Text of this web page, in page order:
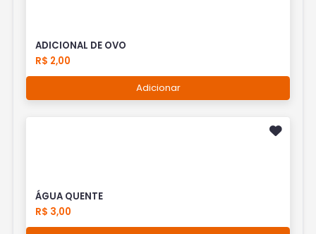
ADICIONAL DE OVO
R$ 2,00
Adicionar
ÁGUA QUENTE
R$ 3,00